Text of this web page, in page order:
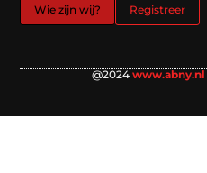
Wie zijn wij? Registreer
@2024 www.abny.nl